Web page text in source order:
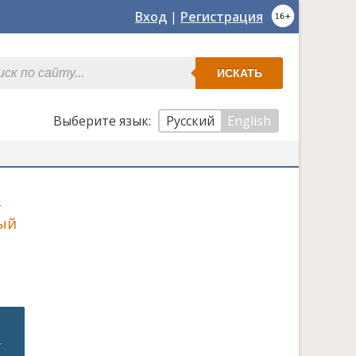
Вход | Регистрация
ИСКАТЬ
Выберите язык: Русский English